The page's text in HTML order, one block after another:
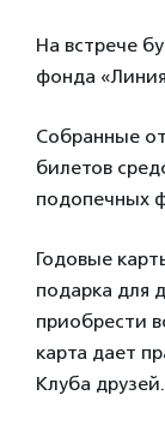
На встрече
фонда
Собранные
билетов
подопечных
Годовые
подарка для
приобрести
карта дает
Клуба друзей.